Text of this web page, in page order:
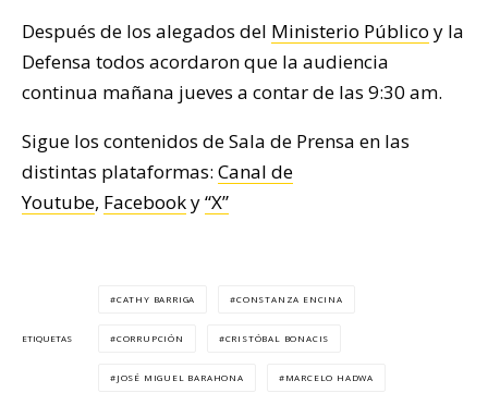
Después de los alegados del Ministerio Público y la
Defensa todos acordaron que la audiencia
continua mañana jueves a contar de las 9:30 am.
Sigue los contenidos de Sala de Prensa en las
distintas plataformas: Canal de
Youtube, Facebooky“X”
ETIQUETAS
CATHY BARRIGA CONSTANZA ENCINA
CORRUPCIÓN CRISTÓBAL BONACIS
JOSÉ MIGUEL BARAHONA MARCELO HADWA